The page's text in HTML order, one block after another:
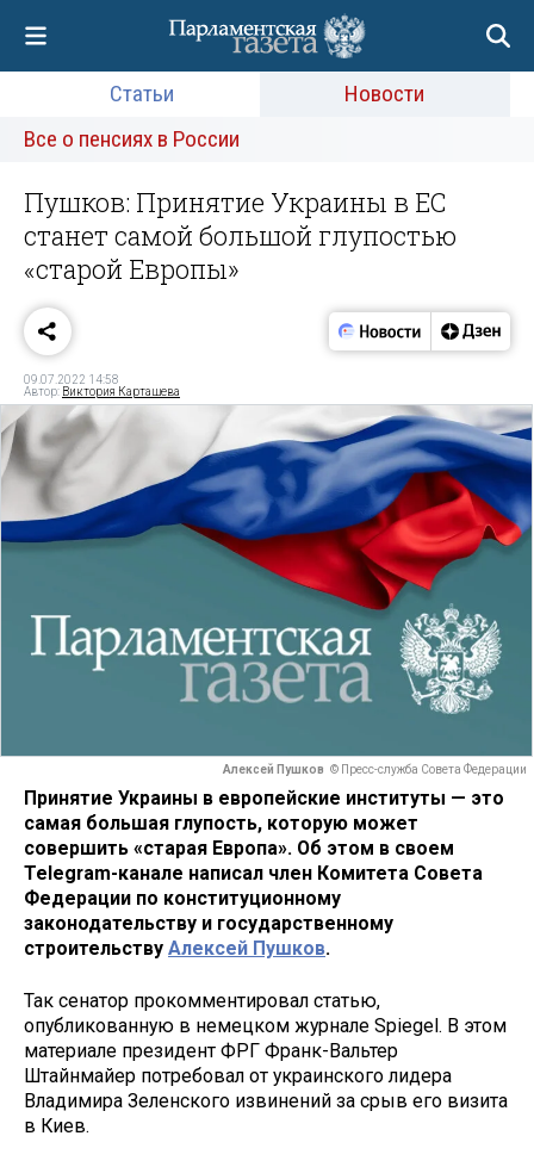
Статьи
Новости
Все о пенсиях в России
Пушков: Принятие Украины в ЕС
станет самой большой глупостью
«старой Европы»
09.07.2022 14:58
Автор: Виктория Карташева
Алексей Пушков © Пресс-служба Совета Федерации
Принятие Украины в европейские институты — это
самая большая глупость, которую может
совершить «старая Европа». Об этом в своем
Telegram-канале написал член Комитета Совета
Федерации по конституционному
законодательству и государственному
строительству Алексей Пушков.
Так сенатор прокомментировал статью,
опубликованную в немецком журнале Spiegel. В этом
материале президент ФРГ Франк-Вальтер
Штайнмайер потребовал от украинского лидера
Владимира Зеленского извинений за срыв его визита
в Киев.